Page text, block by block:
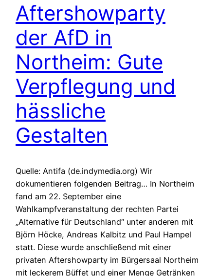
Aftershowparty
der AfD in
Northeim: Gute
Verpflegung und
hässliche
Gestalten
Quelle: Antifa (de.indymedia.org) Wir
dokumentieren folgenden Beitrag… In Northeim
fand am 22. September eine
Wahlkampfveranstaltung der rechten Partei
„Alternative für Deutschland“ unter anderen mit
Björn Höcke, Andreas Kalbitz und Paul Hampel
statt. Diese wurde anschließend mit einer
privaten Aftershowparty im Bürgersaal Northeim
mit leckerem Büffet und einer Menge Getränken